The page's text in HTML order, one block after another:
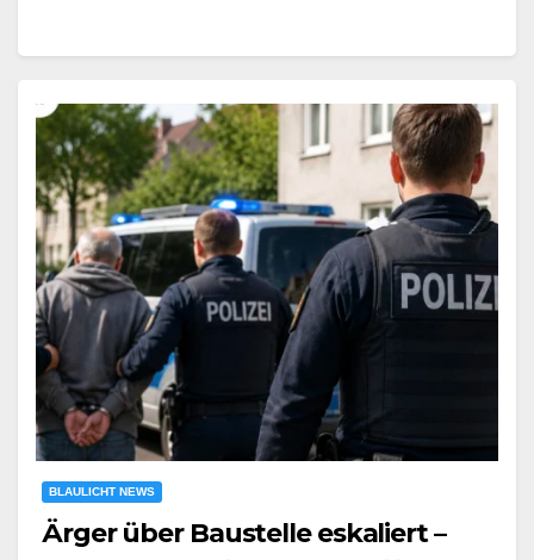
BLAULICHT NEWS
Ärger über Baustelle eskaliert –